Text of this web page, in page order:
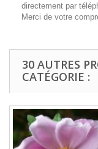
directement par
Merci de votre
30 AUTRES
CATÉGORIE :